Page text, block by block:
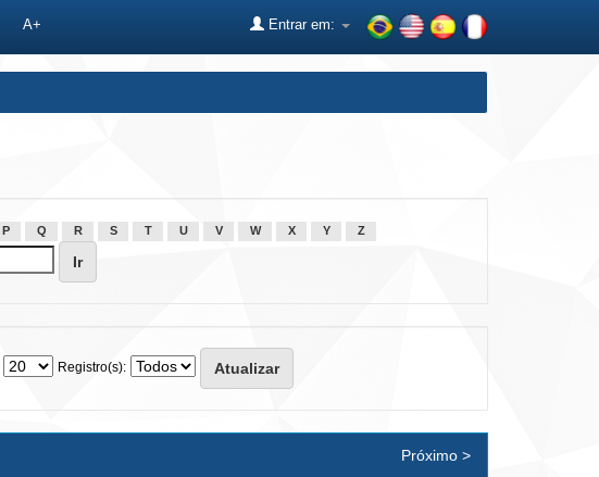
A+ Entrar em:
P Q R S T U V W X Y Z
Registro(s):
Próximo >